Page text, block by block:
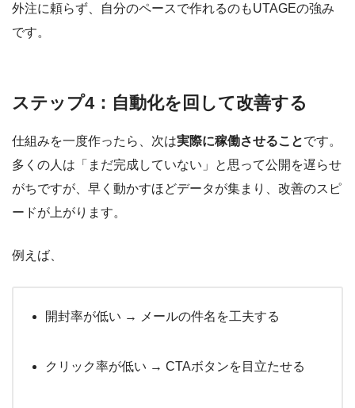
外注に頼らず、自分のペースで作れるのもUTAGEの強み
です。
ステップ4：自動化を回して改善する
仕組みを一度作ったら、次は実際に稼働させることです。
多くの人は「まだ完成していない」と思って公開を遅らせ
がちですが、早く動かすほどデータが集まり、改善のスピ
ードが上がります。
例えば、
開封率が低い → メールの件名を工夫する
クリック率が低い → CTAボタンを目立たせる